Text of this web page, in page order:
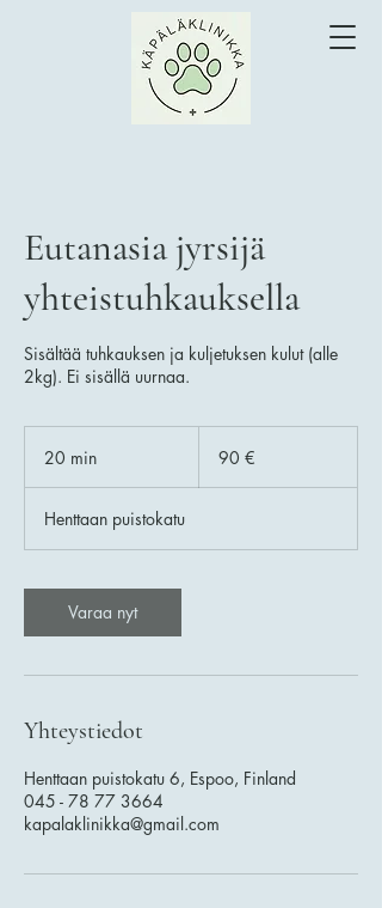
Eutanasia jyrsijä
yhteistuhkauksella
Sisältää tuhkauksen ja kuljetuksen kulut (alle
2kg). Ei sisällä uurnaa.
20 min
i
n
90 €
Henttaan puistokatu
Varaa nyt
Yhteystiedot
Henttaan puistokatu 6, Espoo, Finland
045 - 78 77 3664
kapalaklinikka@gmail.com